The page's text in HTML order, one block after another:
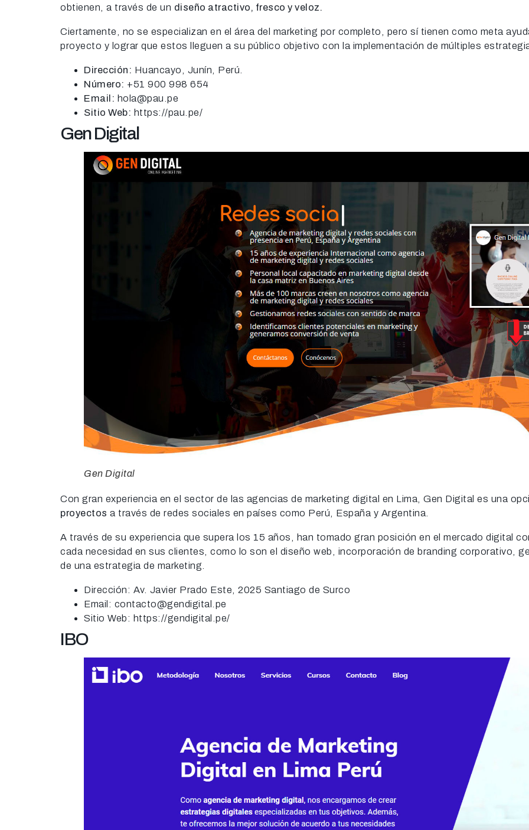
obtienen, a través de un diseño atractivo, fresco y veloz.
Ciertamente, no se especializan en el área del marketing por completo, pero sí tienen como meta
proyecto y lograr que estos lleguen a su público objetivo con la implementación de múltiples
Dirección: Huancayo, Junín, Perú.
Número: +51 900 998 654
Email: hola@pau.pe
Sitio Web: https://pau.pe/
Gen Digital
Gen Digital
Con gran experiencia en el sector de las agencias de marketing digital en Lima, Gen Digital es una
proyectos a través de redes sociales en países como Perú, España y Argentina.
A través de su experiencia que supera los 15 años, han tomado gran posición en el mercado digital
cada necesidad en sus clientes, como lo son el diseño web, incorporación de branding corporativo,
de una estrategia de marketing.
Dirección: Av. Javier Prado Este, 2025 Santiago de Surco
Email: contacto@gendigital.pe
Sitio Web: https://gendigital.pe/
IBO